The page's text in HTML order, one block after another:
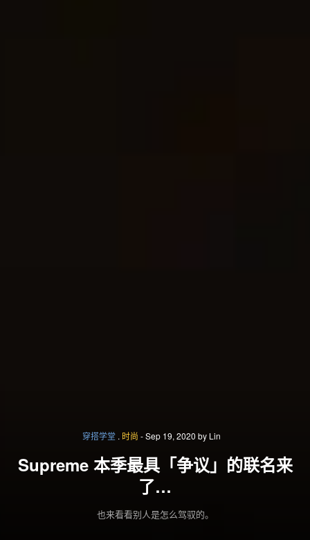
穿搭学堂 . 时尚 -Sep 19, 2020 by Lin
Supreme 本季最具「争议」的联名来
了…
也来看看别人是怎么驾驭的。